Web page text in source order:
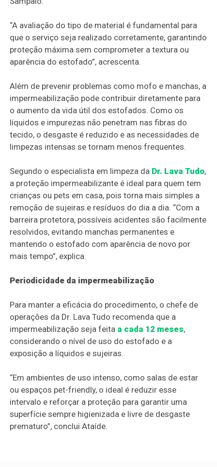
“A avaliação do tipo de material é fundamental para
que o serviço seja realizado corretamente, garantindo
proteção máxima sem comprometer a textura ou
aparência do estofado”, acrescenta.
Além de prevenir problemas como mofo e manchas, a
impermeabilização pode contribuir diretamente para
o aumento da vida útil dos estofados. Como os
líquidos e impurezas não penetram nas fibras do
tecido, o desgaste é reduzido e as necessidades de
limpezas intensas se tornam menos frequentes.
Segundo o especialista em limpeza da Dr. Lava Tudo,
a proteção impermeabilizante é ideal para quem tem
crianças ou pets em casa, pois torna mais simples a
remoção de sujeiras e resíduos do dia a dia. “Com a
barreira protetora, possíveis acidentes são facilmente
resolvidos, evitando manchas permanentes e
mantendo o estofado com aparência de novo por
mais tempo”, explica.
Periodicidade da impermeabilização
Para manter a eficácia do procedimento, o chefe de
operações da Dr. Lava Tudo recomenda que a
impermeabilização seja feita a cada 12 meses,
considerando o nível de uso do estofado e a
exposição a líquidos e sujeiras.
“Em ambientes de uso intenso, como salas de estar
ou espaços pet-friendly, o ideal é reduzir esse
intervalo e reforçar a proteção para garantir uma
superfície sempre higienizada e livre de desgaste
prematuro”, conclui Ataíde.